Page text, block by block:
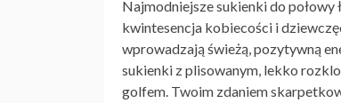
Najmodniejsze sukienki do
kwintesencja kobiecości i
wprowadzają świeżą, pozytywną
sukienki z plisowanym, lekko
golfem. Twoim zdaniem